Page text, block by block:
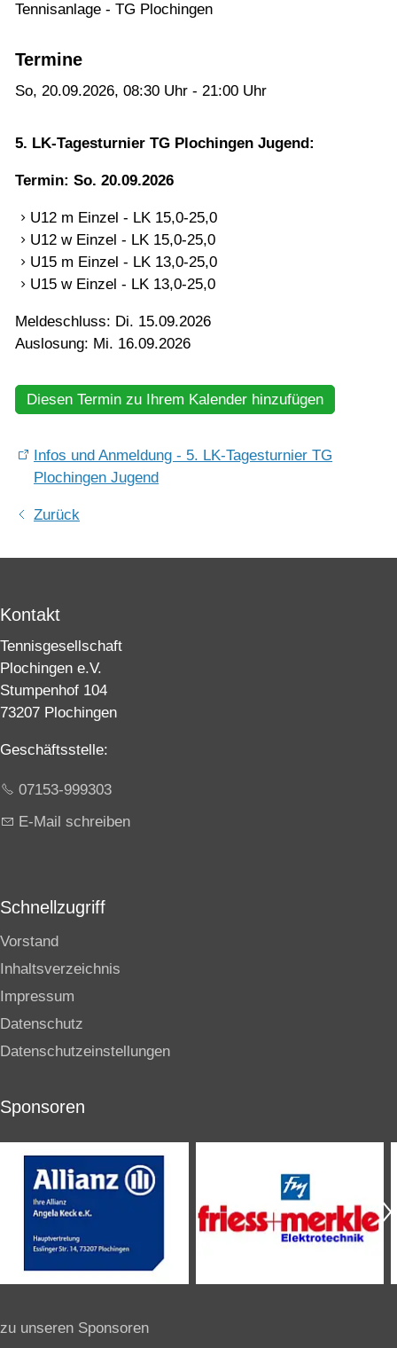
LK - Tagesturnier - Nachwuchs U21:
20.09.2026
Mannschaften
Jugend
Training
Tennisanlage - TG Plochingen
Termine
So, 20.09.2026, 08:30 Uhr - 21:00 Uhr
5. LK-Tagesturnier TG Plochingen Jugend:
Termin: So. 20.09.2026
U12 m Einzel - LK 15,0-25,0
U12 w Einzel - LK 15,0-25,0
U15 m Einzel - LK 13,0-25,0
U15 w Einzel - LK 13,0-25,0
Meldeschluss: Di. 15.09.2026
Auslosung: Mi. 16.09.2026
Diesen Termin zu Ihrem Kalender hinzufügen
Infos und Anmeldung - 5. LK-Tagesturnier TG
Plochingen Jugend
Zurück
Kontakt
Tennisgesellschaft
Plochingen e.V.
Stumpenhof 104
73207 Plochingen
Geschäftsstelle:
07153-999303
E-Mail schreiben
Schnellzugriff
Vorstand
Inhaltsverzeichnis
Impressum
Datenschutz
Datenschutzeinstellungen
Sponsoren
zu unseren Sponsoren